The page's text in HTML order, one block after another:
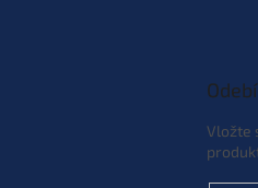
EAN:
Vložte